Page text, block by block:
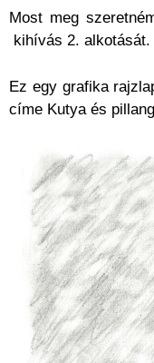
Most meg
kihívás 2. alkotását.
Ez egy grafika
címe Kutya és